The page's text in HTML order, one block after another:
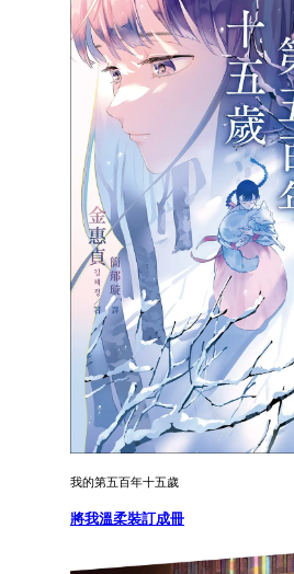
我的第五百年十五歲
將我溫柔裝訂成冊